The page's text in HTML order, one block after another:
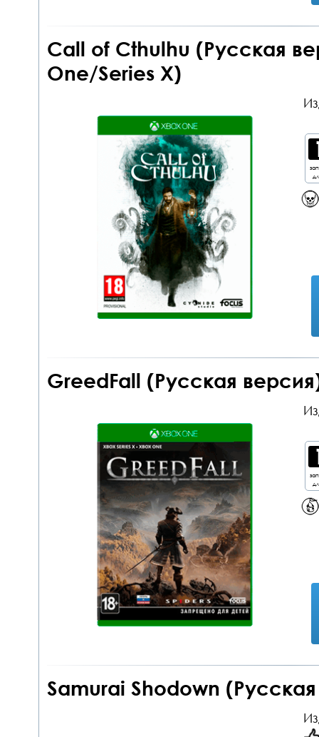
Call of Cthulhu (Русская
One/Series X)
GreedFall (Русская
Samurai Shodown